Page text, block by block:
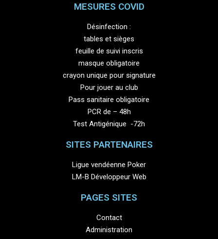
MESURES COVID
Désinfection :
tables et sièges
feuille de suivi inscris
masque obligatoire
crayon unique pour signature
Pour jouer au club
Pass sanitaire obligatoire
PCR de – 48h
Test Antigénique -72h
SITES PARTENAIRES
Ligue vendéenne Poker
LM-B Développeur Web
PAGES SITES
Contact
Administration